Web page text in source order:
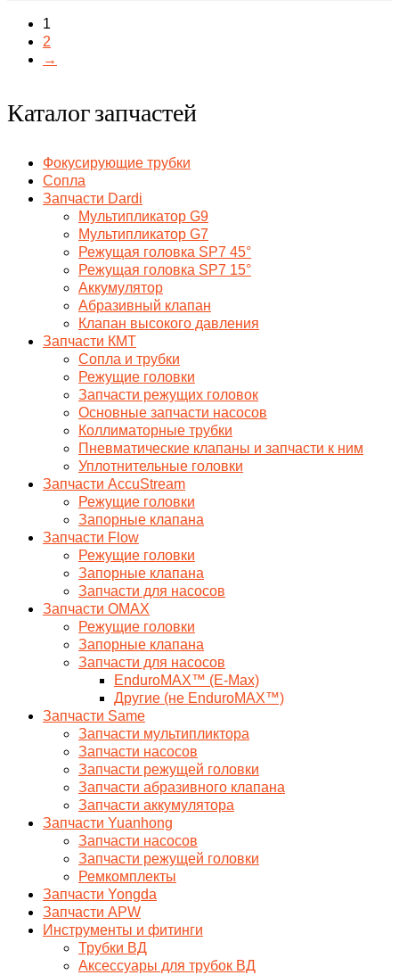
1
2
→
Каталог запчастей
Фокусирующие трубки
Сопла
Запчасти Dardi
Мультипликатор G9
Мультипликатор G7
Режущая головка SP7 45°
Режущая головка SP7 15°
Аккумулятор
Абразивный клапан
Клапан высокого давления
Запчасти КМТ
Сопла и трубки
Режущие головки
Запчасти режущих головок
Основные запчасти насосов
Коллиматорные трубки
Пневматические клапаны и запчасти к ним
Уплотнительные головки
Запчасти AccuStream
Режущие головки
Запорные клапана
Запчасти Flow
Режущие головки
Запорные клапана
Запчасти для насосов
Запчасти OMAX
Режущие головки
Запорные клапана
Запчасти для насосов
EnduroMAX™ (E-Max)
Другие (не EnduroMAX™)
Запчасти Same
Запчасти мультипликтора
Запчасти насосов
Запчасти режущей головки
Запчасти абразивного клапана
Запчасти аккумулятора
Запчасти Yuanhong
Запчасти насосов
Запчасти режущей головки
Ремкомплекты
Запчасти Yongda
Запчасти APW
Инструменты и фитинги
Трубки ВД
Аксессуары для трубок ВД